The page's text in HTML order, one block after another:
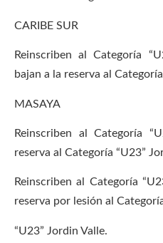
CARIBE SUR
Reinscriben al Categoría
bajan a la reserva al
MASAYA
Reinscriben al Categoría
reserva al Categoría “U23”
Reinscriben al Categoría
reserva por lesión al
“U23” Jordin Valle.